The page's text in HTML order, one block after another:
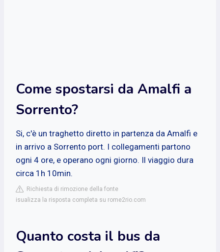
Come spostarsi da Amalfi a
Sorrento?
Si, c'è un traghetto diretto in partenza da Amalfi e
in arrivo a Sorrento port. I collegamenti partono
ogni 4 ore, e operano ogni giorno. Il viaggio dura
circa 1h 10min.
Richiesta di rimozione della fonte
isualizza la risposta completa su rome2rio.com
Quanto costa il bus da